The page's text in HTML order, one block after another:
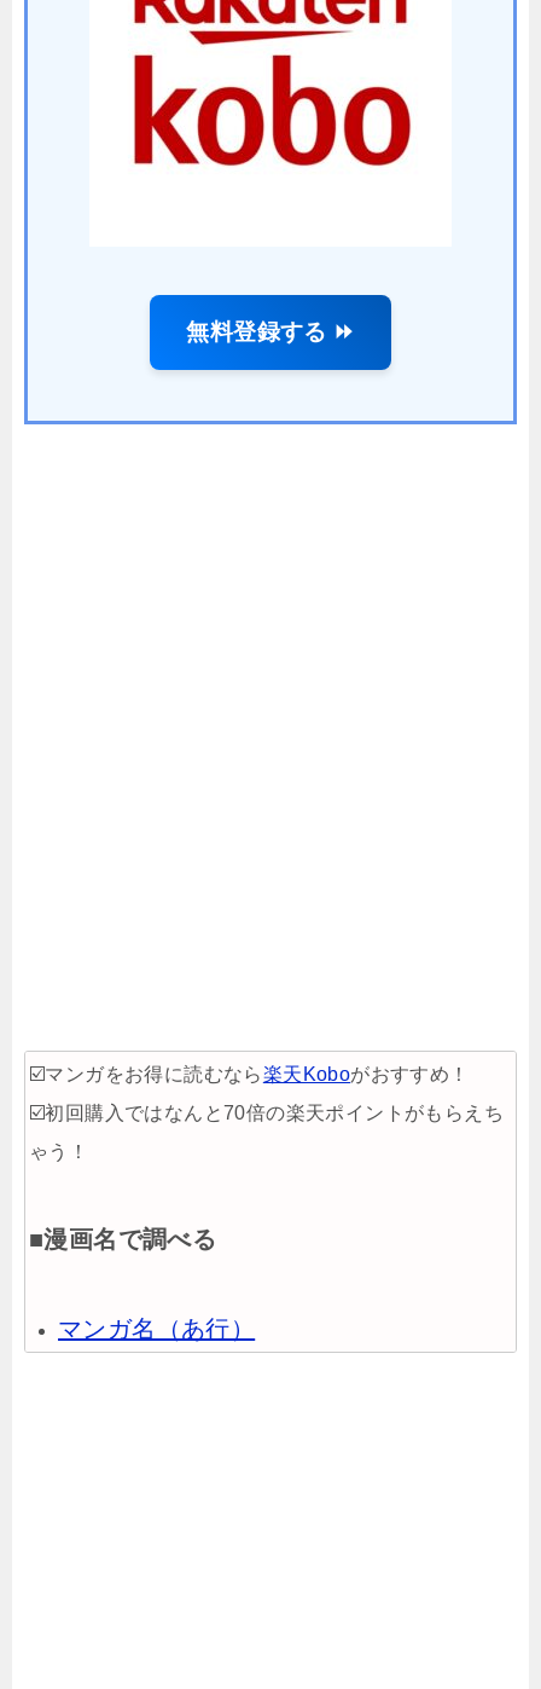
無料登録する ⏩
☑️マンガをお得に読むなら楽天Koboがおすすめ！
☑️初回購入ではなんと70倍の楽天ポイントがもらえち
ゃう！
■漫画名で調べる
マンガ名（あ行）